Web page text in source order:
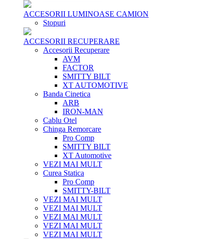
ACCESORII LUMINOASE CAMION
Stopuri
ACCESORII RECUPERARE
Accesorii Recuperare
AVM
FACTOR
SMITTY BILT
XT AUTOMOTIVE
Banda Cinetica
ARB
IRON-MAN
Cablu Otel
Chinga Remorcare
Pro Comp
SMITTY BILT
XT Automotive
VEZI MAI MULT
Curea Statica
Pro Comp
SMITTY-BILT
VEZI MAI MULT
VEZI MAI MULT
VEZI MAI MULT
VEZI MAI MULT
VEZI MAI MULT